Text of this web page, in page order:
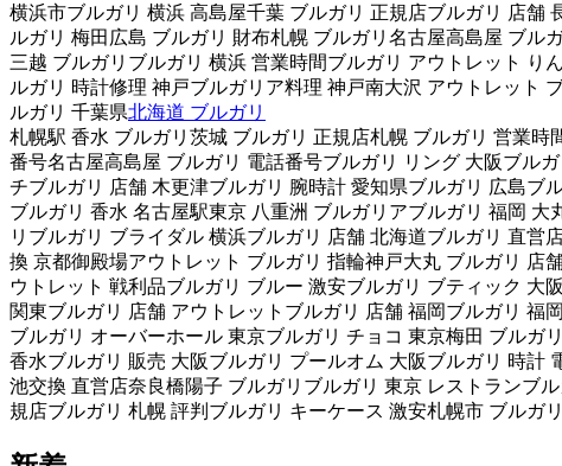
横浜市ブルガリ 横浜 高島屋千葉 ブルガリ 正規店ブルガリ 店舗
ルガリ 梅田広島 ブルガリ 財布札幌 ブルガリ名古屋高島屋 ブ
三越 ブルガリブルガリ 横浜 営業時間ブルガリ アウトレット
ルガリ 時計修理 神戸ブルガリア料理 神戸南大沢 アウトレット
ルガリ 千葉県北海道 ブルガリ
札幌駅 香水 ブルガリ茨城 ブルガリ 正規店札幌 ブルガリ 営業
番号名古屋高島屋 ブルガリ 電話番号ブルガリ リング 大阪ブル
チブルガリ 店舗 木更津ブルガリ 腕時計 愛知県ブルガリ 広島ブ
ブルガリ 香水 名古屋駅東京 八重洲 ブルガリアブルガリ 福岡
リブルガリ ブライダル 横浜ブルガリ 店舗 北海道ブルガリ 直
換 京都御殿場アウトレット ブルガリ 指輪神戸大丸 ブルガリ 店
ウトレット 戦利品ブルガリ ブルー 激安ブルガリ ブティック
関東ブルガリ 店舗 アウトレットブルガリ 店舗 福岡ブルガリ 福
ブルガリ オーバーホール 東京ブルガリ チョコ 東京梅田 ブルガ
香水ブルガリ 販売 大阪ブルガリ プールオム 大阪ブルガリ 時計
池交換 直営店奈良橋陽子 ブルガリブルガリ 東京 レストランブ
規店ブルガリ 札幌 評判ブルガリ キーケース 激安札幌市 ブルガ